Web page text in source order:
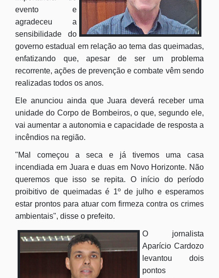
evento e
agradeceu a
sensibilidade do
governo estadual em relação ao tema das queimadas,
enfatizando que, apesar de ser um problema
recorrente, ações de prevenção e combate vêm sendo
realizadas todos os anos.
Ele anunciou ainda que Juara deverá receber uma
unidade do Corpo de Bombeiros, o que, segundo ele,
vai aumentar a autonomia e capacidade de resposta a
incêndios na região.
"Mal começou a seca e já tivemos uma casa
incendiada em Juara e duas em Novo Horizonte. Não
queremos que isso se repita. O início do período
proibitivo de queimadas é 1º de julho e esperamos
estar prontos para atuar com firmeza contra os crimes
ambientais", disse o prefeito.
O jornalista
Aparício Cardozo
levantou dois
pontos